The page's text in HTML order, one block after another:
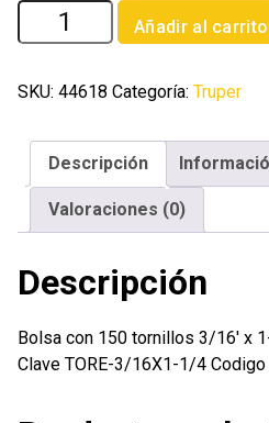
Bolsa
con
tornillos
1/4'
Fiero
cantidad
Añadir al carrito
SKU: 44618 Categoría: Truper
Descripción
Valoraciones (0)
Descripción
Bolsa con 150 tornillos 3/16′ x
Clave TORE-3/16X1-1/4